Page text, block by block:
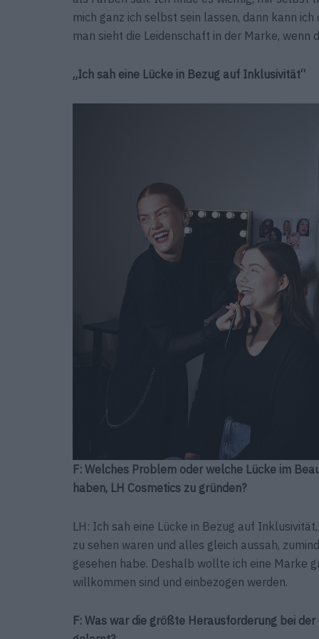
mich ganz ich selbst sein lassen, dann kann
man sieht die Leidenschaft in der Marke, wenn
„Ich sah eine Lücke in Bezug auf Inklusivität“
F: Welches Problem oder welche Lücke im
haben, LH Cosmetics zu gründen?
LH: Ich sah eine Lücke in Bezug auf
zu sehen waren und alles gleich aussah,
gesehen habe. Deshalb wollte ich eine Marke
willkommen sind und einbezogen werden.
F: Was war die größte Herausforderung bei